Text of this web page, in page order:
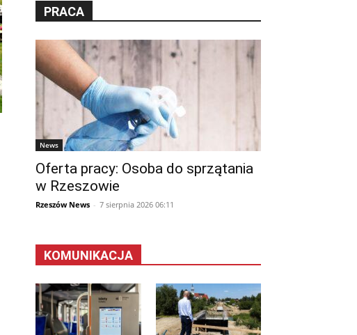
PRACA
News
Oferta pracy: Osoba do sprzątania
w Rzeszowie
Rzeszów News - 7 sierpnia 2026 06:11
KOMUNIKACJA